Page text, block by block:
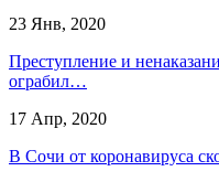
23 Янв, 2020
Преступление и
ограбил…
17 Апр, 2020
В Сочи от коронавируса